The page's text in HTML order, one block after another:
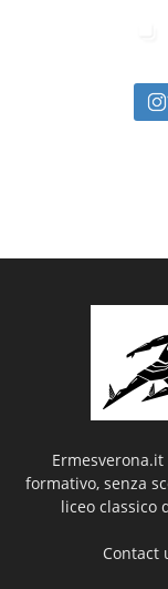
formativo, senza
liceo classico
Contact